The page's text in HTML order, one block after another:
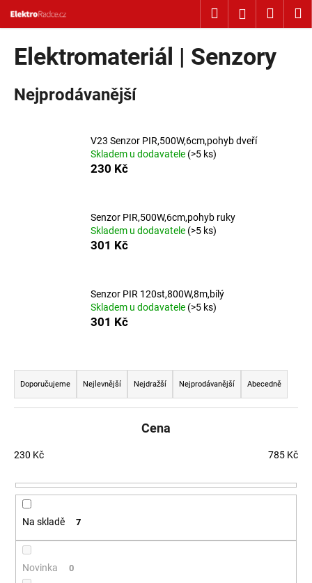
Hledat Přihlášení
Elektromateriál | Senzory
Nejprodávanější
V23 Senzor PIR,500W,6cm,pohyb dveří
Skladem u dodavatele (>5 ks)
230 Kč
Senzor PIR,500W,6cm,pohyb ruky
Skladem u dodavatele (>5 ks)
301 Kč
Senzor PIR 120st,800W,8m,bílý
Skladem u dodavatele (>5 ks)
301 Kč
Řazení produktů
Doporučujeme Nejlevnější Nejdražší Nejprodávanější Abecedně
Cena
230 Kč 785 Kč
Na skladě 7
Novinka 0
Košík
o
í
?